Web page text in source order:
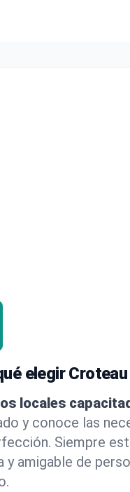
elegir
locales
y conoce las
Siempre
y amigable de